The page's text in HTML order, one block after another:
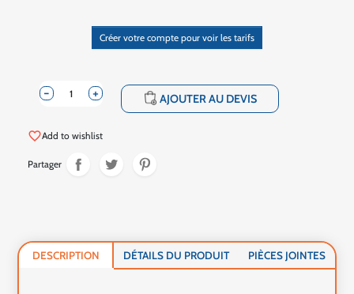
Créer votre compte pour voir les tarifs
+
- shopping_cart AJOUTER AU DEVIS
favorite_borderAdd to wishlist
Partager
DESCRIPTION DÉTAILS DU PRODUIT PIÈCES JOINTES